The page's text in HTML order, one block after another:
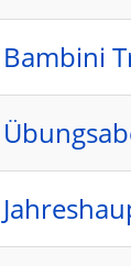
Bambini